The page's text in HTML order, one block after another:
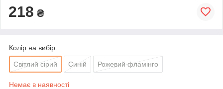
218 ₴
Колір на вибір:
Світлий сірий Синій Рожевий фламінго
Немає в наявності